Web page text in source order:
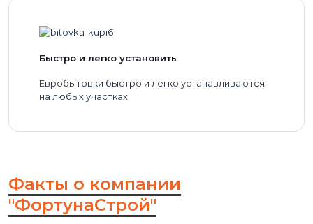
Быстро и легко установить
Евробытовки быстро и легко устанавливаются
на любых участках
Факты о компании
"ФортунаСтрой"